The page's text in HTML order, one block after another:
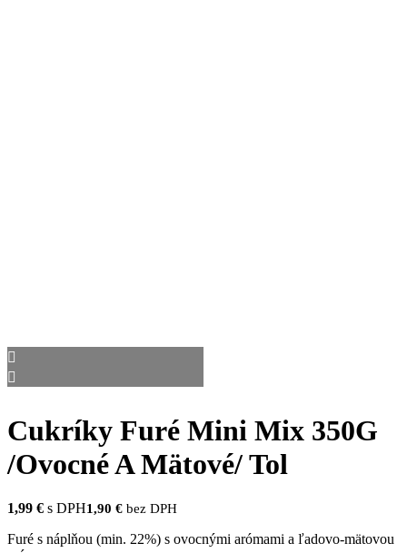
Cukríky Furé Mini Mix 350G
/Ovocné A Mätové/ Tol
1,99 € s DPH1,90 € bez DPH
Furé s náplňou (min. 22%) s ovocnými arómami a ľadovo-mätovou